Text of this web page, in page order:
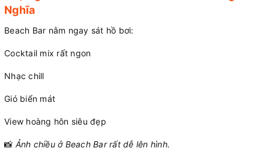
Nghĩa
Beach Bar nằm ngay sát hồ bơi:
Cocktail mix rất ngon
Nhạc chill
Gió biển mát
View hoàng hôn siêu đẹp
📸 Ảnh chiều ở Beach Bar rất dễ lên hình.